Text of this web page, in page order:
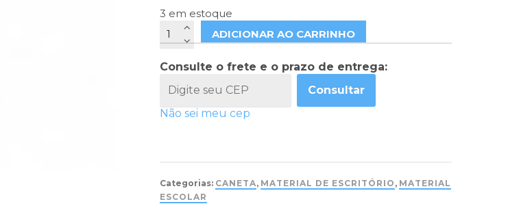
3 em estoque
ADICIONAR AO CARRINHO
Consulte o frete e o prazo de entrega:
Consultar
Não sei meu cep
Categorias: CANETA, MATERIAL DE ESCRITÓRIO , MATERIAL
ESCOLAR